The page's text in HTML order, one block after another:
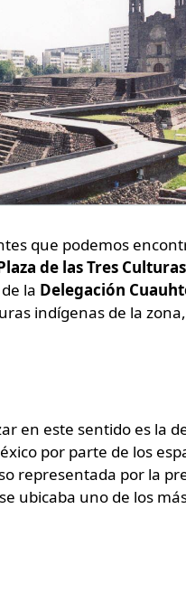
que podemos
de las Tres Culturas
la Delegación
indígenas de la
en este sentido es la
por parte de los
representada por la
ubicaba uno de los